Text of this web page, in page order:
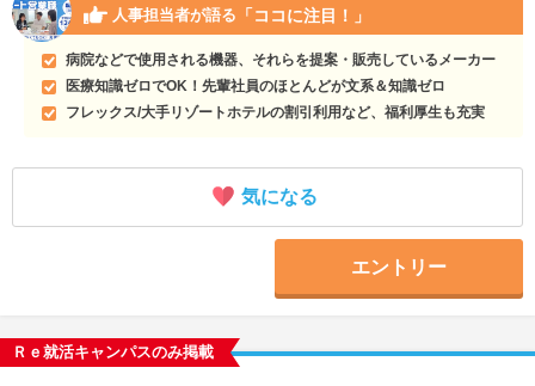
人事担当者が語る 「ココに注目！」
病院などで使用される機器、それらを提案・販売しているメーカー
医療知識ゼロでOK！先輩社員のほとんどが文系＆知識ゼロ
フレックス/大手リゾートホテルの割引利用など、福利厚生も充実
気になる
エントリー
Ｒｅ就活キャンパスのみ掲載